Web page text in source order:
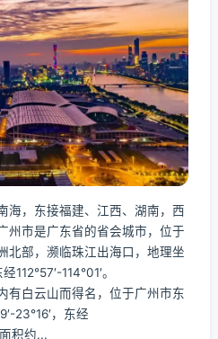
海，东接福建、江西、湖南，西
州市是广东省的省会城市，位于
北部，濒临珠江出海口，地理坐
114°01′。
有白云山而得名，位于广州市东
23°16′，东经
积约...